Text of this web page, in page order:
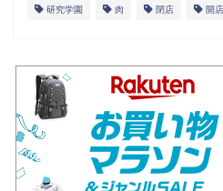
研究学園 肉 閉店 開店